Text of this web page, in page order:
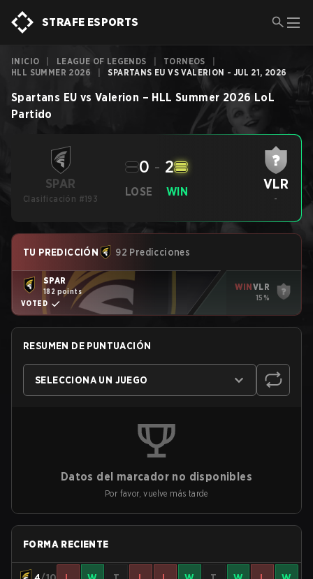
STRAFE ESPORTS
INICIO LEAGUE OF LEGENDS TORNEOS
HLL SUMMER 2026
SPARTANS EU VS VALERION - JUL 21, 2026
Spartans EU vs Valerion – HLL Summer 2026 LoL
Partido
SPAR
Clasificación #193
LOSE
0 - 2
WIN VLR
-
TU PREDICCIÓN 92 Predicciones
SPAR
182 points
VOTED
WINVLR
15%
RESUMEN DE PUNTUACIÓN
SELECCIONA UN JUEGO
Datos del marcador no disponibles
Por favor, vuelve más tarde
FORMA RECIENTE